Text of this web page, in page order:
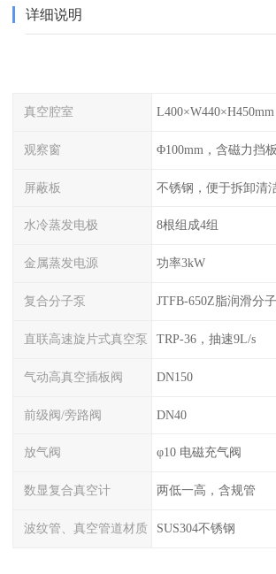
详细说明
真空腔室
观察窗 Φ100mm，含磁力挡板
屏蔽板 不锈钢，便于拆卸清
水冷蒸发电极 8根组成4组
金属蒸发电源 功率3kW
复合分子泵 JTFB-650Z脂润滑分
直联高速旋片式真空泵 TRP-36，抽速9L/s
气动高真空插板阀 DN150
前级阀/旁路阀 DN40
放气阀 φ10 电磁充气阀
数显复合真空计 两低一高，含规管
波纹管、真空管道材质 SUS304不锈钢